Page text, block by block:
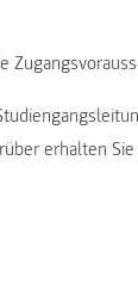
erhalten